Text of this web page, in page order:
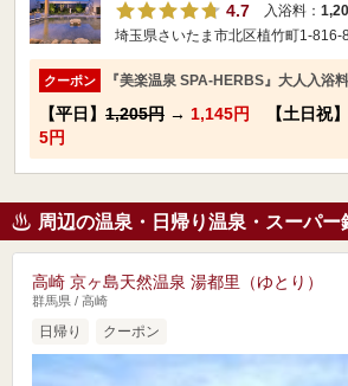
4.7 入浴料：
埼玉県さいたま市北区植竹町1-816-
クーポン 『美楽温泉 SPA-HERBS』大人入浴
【平日】 1,205円 → 1,145円 【土日祝】
5円
周辺の温泉・日帰り温泉・スーパー
高崎 京ヶ島天然温泉 湯都里（ゆとり）
群馬県 / 高崎
日帰り クーポン